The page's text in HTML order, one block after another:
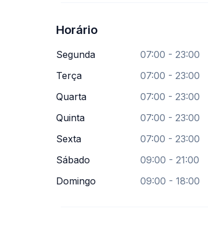
Horário
Segunda
07:00 - 23:00
Terça
07:00 - 23:00
Quarta
07:00 - 23:00
Quinta
07:00 - 23:00
Sexta
07:00 - 23:00
Sábado
09:00 - 21:00
Domingo
09:00 - 18:00